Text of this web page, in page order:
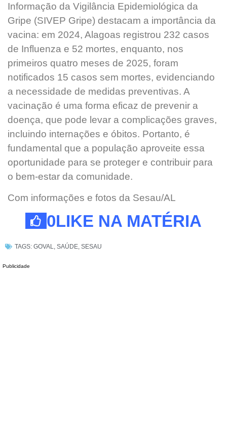
Informação da Vigilância Epidemiológica da
Gripe (SIVEP Gripe) destacam a importância da
vacina: em 2024, Alagoas registrou 232 casos
de Influenza e 52 mortes, enquanto, nos
primeiros quatro meses de 2025, foram
notificados 15 casos sem mortes, evidenciando
a necessidade de medidas preventivas. A
vacinação é uma forma eficaz de prevenir a
doença, que pode levar a complicações graves,
incluindo internações e óbitos. Portanto, é
fundamental que a população aproveite essa
oportunidade para se proteger e contribuir para
o bem-estar da comunidade.
Com informações e fotos da Sesau/AL
0LIKE NA MATÉRIA
TAGS: GOVAL SAÚDE SESAU
Publicidade